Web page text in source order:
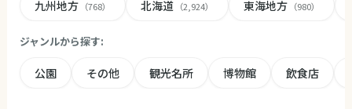
九州地方 （768） 北海道 （2,924） 東海地方 （980）
ジャンルから探す:
公園 その他 観光名所 博物館 飲食店